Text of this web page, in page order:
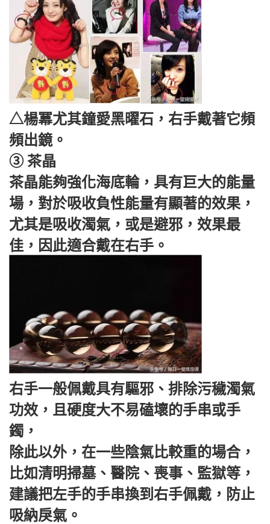
△楊冪尤其鐘愛黑曜石，右手戴著它頻
頻出鏡。
③ 茶晶
茶晶能夠強化海底輪，具有巨大的能量
場，對於吸收負性能量有顯著的效果，
尤其是吸收濁氣，或是避邪，效果最
佳，因此適合戴在右手。
右手一般佩戴具有驅邪、排除污穢濁氣
功效，且硬度大不易磕壞的手串或手
鐲，
除此以外，在一些陰氣比較重的場合，
比如清明掃墓、醫院、喪事、監獄等，
建議把左手的手串換到右手佩戴，防止
吸納戾氣。